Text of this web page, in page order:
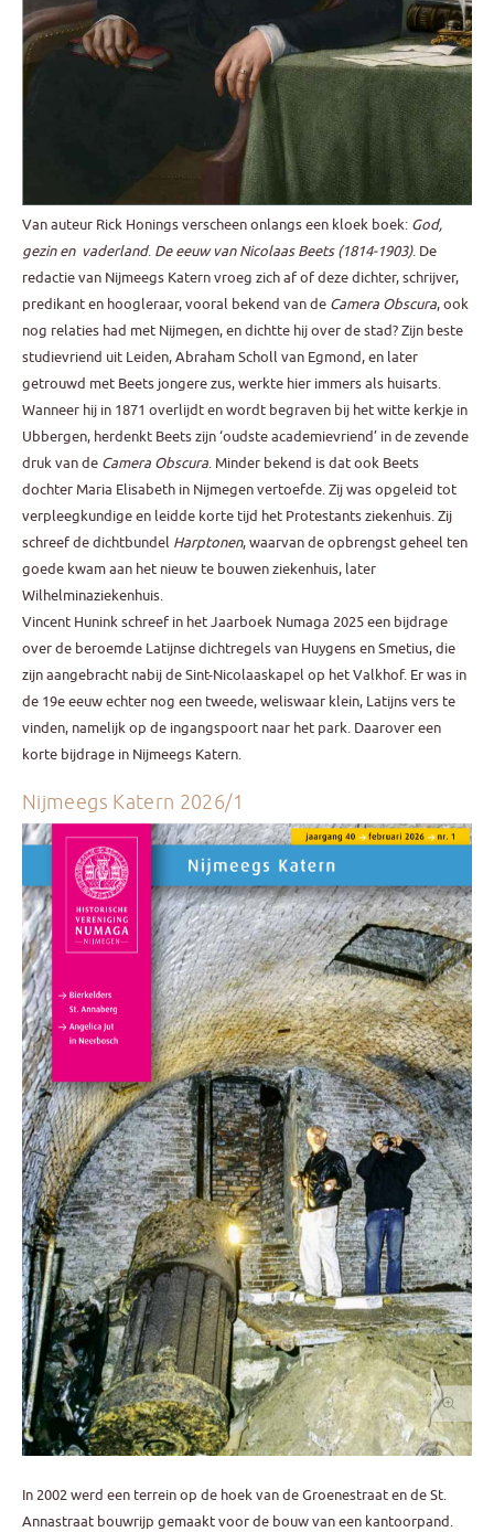
Van auteur Rick Honings verscheen onlangs een kloek boek: God,
gezin en vaderland. De eeuw van Nicolaas Beets (1814-1903). De
redactie van Nijmeegs Katern vroeg zich af of deze dichter, schrijver,
predikant en hoogleraar, vooral bekend van de Camera Obscura, ook
nog relaties had met Nijmegen, en dichtte hij over de stad? Zijn beste
studievriend uit Leiden, Abraham Scholl van Egmond, en later
getrouwd met Beets jongere zus, werkte hier immers als huisarts.
Wanneer hij in 1871 overlijdt en wordt begraven bij het witte kerkje in
Ubbergen, herdenkt Beets zijn ‘oudste academievriend’ in de zevende
druk van de Camera Obscura. Minder bekend is dat ook Beets
dochter Maria Elisabeth in Nijmegen vertoefde. Zij was opgeleid tot
verpleegkundige en leidde korte tijd het Protestants ziekenhuis. Zij
schreef de dichtbundel Harptonen, waarvan de opbrengst geheel ten
goede kwam aan het nieuw te bouwen ziekenhuis, later
Wilhelminaziekenhuis.
Vincent Hunink schreef in het Jaarboek Numaga 2025 een bijdrage
over de beroemde Latijnse dichtregels van Huygens en Smetius, die
zijn aangebracht nabij de Sint-Nicolaaskapel op het Valkhof. Er was in
de 19e eeuw echter nog een tweede, weliswaar klein, Latijns vers te
vinden, namelijk op de ingangspoort naar het park. Daarover een
korte bijdrage in Nijmeegs Katern.
Nijmeegs Katern 2026/1
In 2002 werd een terrein op de hoek van de Groenestraat en de St.
Annastraat bouwrijp gemaakt voor de bouw van een kantoorpand.